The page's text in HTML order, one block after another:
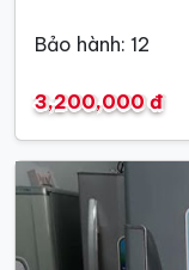
Bảo hành: 12
3,200,000 đ